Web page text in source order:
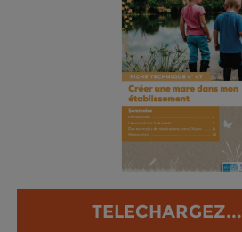
TELECHARGEZ...